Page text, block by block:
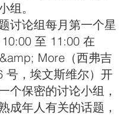
组。
讨论组每月第一个星
至 11:00 在
More（西弗吉
号，埃文斯维尔）开
个保密的讨论小组，
成年人有关的话题，